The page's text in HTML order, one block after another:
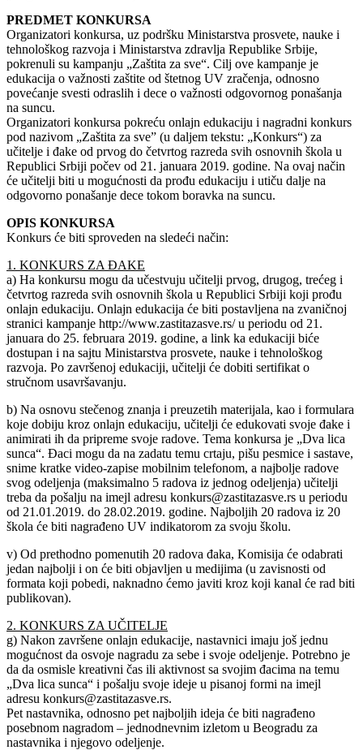
PREDMET KONKURSA
Organizatori konkursa, uz podršku Ministarstva prosvete, nauke i
tehnološkog razvoja i Ministarstva zdravlja Republike Srbije,
pokrenuli su kampanju „Zaštita za sve“. Cilj ove kampanje je
edukacija o važnosti zaštite od štetnog UV zračenja, odnosno
povećanje svesti odraslih i dece o važnosti odgovornog ponašanja
na suncu.
Organizatori konkursa pokreću onlajn edukaciju i nagradni konkurs
pod nazivom „Zaštita za sve” (u daljem tekstu: „Konkurs“) za
učitelje i đake od prvog do četvrtog razreda svih osnovnih škola u
Republici Srbiji počev od 21. januara 2019. godine. Na ovaj način
će učitelji biti u mogućnosti da prođu edukaciju i utiču dalje na
odgovorno ponašanje dece tokom boravka na suncu.
OPIS KONKURSA
Konkurs će biti sproveden na sledeći način:
1. KONKURS ZA ĐAKE
a) Ha konkursu mogu da učestvuju učitelji prvog, drugog, trećeg i
četvrtog razreda svih osnovnih škola u Republici Srbiji koji prođu
onlajn edukaciju. Onlajn edukacija će biti postavljena na zvaničnoj
stranici kampanje http://www.zastitazasve.rs/ u periodu od 21.
januara do 25. februara 2019. godine, a link ka edukaciji biće
dostupan i na sajtu Ministarstva prosvete, nauke i tehnološkog
razvoja. Po završenoj edukaciji, učitelji će dobiti sertifikat o
stručnom usavršavanju.
b) Na osnovu stečenog znanja i preuzetih materijala, kao i formulara
koje dobiju kroz onlajn edukaciju, učitelji će edukovati svoje đake i
animirati ih da pripreme svoje radove. Tema konkursa je „Dva lica
sunca“. Đaci mogu da na zadatu temu crtaju, pišu pesmice i sastave,
snime kratke video-zapise mobilnim telefonom, a najbolje radove
svog odeljenja (maksimalno 5 radova iz jednog odeljenja) učitelji
treba da pošalju na imejl adresu konkurs@zastitazasve.rs u periodu
od 21.01.2019. do 28.02.2019. godine. Najboljih 20 radova iz 20
škola će biti nagrađeno UV indikatorom za svoju školu.
v) Od prethodno pomenutih 20 radova đaka, Komisija će odabrati
jedan najbolji i on će biti objavljen u medijima (u zavisnosti od
formata koji pobedi, naknadno ćemo javiti kroz koji kanal će rad biti
publikovan).
2. KONKURS ZA UČITELJE
g) Nakon završene onlajn edukacije, nastavnici imaju još jednu
mogućnost da osvoje nagradu za sebe i svoje odeljenje. Potrebno je
da da osmisle kreativni čas ili aktivnost sa svojim đacima na temu
„Dva lica sunca“ i pošalju svoje ideje u pisanoj formi na imejl
adresu konkurs@zastitazasve.rs.
Pet nastavnika, odnosno pet najboljih ideja će biti nagrađeno
posebnom nagradom – jednodnevnim izletom u Beogradu za
nastavnika i njegovo odeljenje.